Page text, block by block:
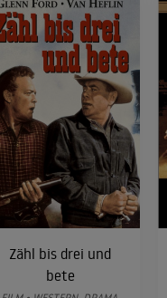
Zähl bis drei und
bete